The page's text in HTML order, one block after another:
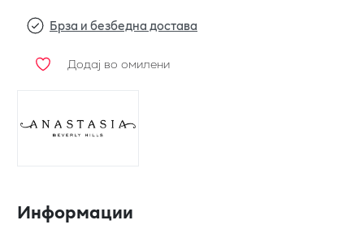
Брза и безбедна достава
Додај во омилени
Информации